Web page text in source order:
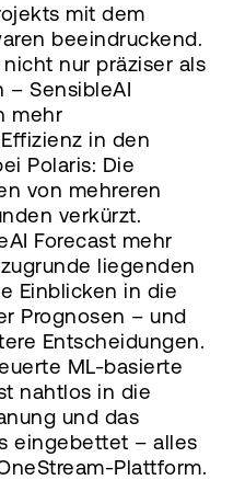
mit dem
beeindruckend.
nur präziser als
– SensibleAI
mehr
in den
Polaris: Die
von mehreren
verkürzt.
Forecast mehr
liegenden
Einblicken in die
Prognosen – und
Entscheidungen.
ML-basierte
nahtlos in die
und das
eingebettet – alles
Plattform.